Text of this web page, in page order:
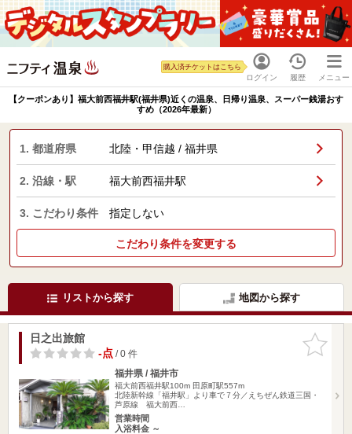
ログイン
購入済チケットはこちら
履歴 メニュー
【クーポンあり】福大前西福井駅(福井県)近くの温泉、日帰り温泉、スーパー銭湯おす
すめ（2026年最新）
1. 都道府県 北陸・甲信越 / 福井県
2. 沿線・駅 福大前西福井駅
3. こだわり条件 指定しない
こだわり条件を変更する
リストから探す 地図から探す
お気に入
りに追加
日之出旅館
-点/ 0 件
福井県 / 福井市
福大前西福井駅100m 田原町駅557m
北陸新幹線「福井駅」より車で７分／えちぜん鉄道三国・
芦原線 福大前西…
営業時間
入浴料金 ～